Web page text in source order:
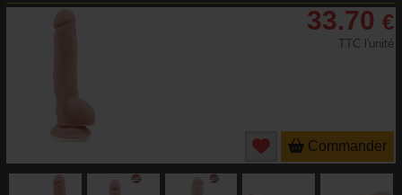
33.70 €
TTC l'unité
Commander